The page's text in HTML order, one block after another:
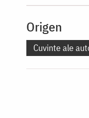
Origen
Cuvinte ale